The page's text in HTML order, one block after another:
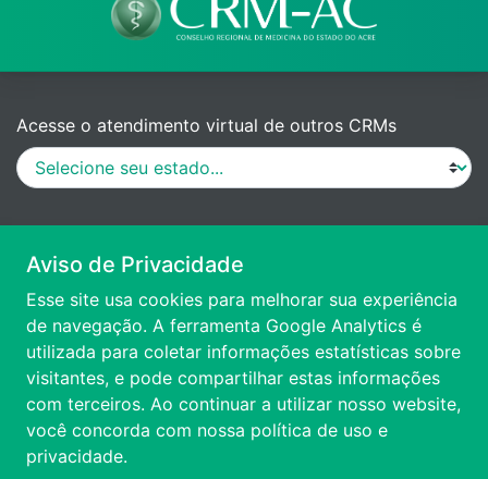
Aviso de Privacidade
Esse site usa cookies para melhorar sua experiência
de navegação. A ferramenta Google Analytics é
utilizada para coletar informações estatísticas sobre
visitantes, e pode compartilhar estas informações
com terceiros. Ao continuar a utilizar nosso website,
você concorda com nossa política de uso e
privacidade.
Acesse o atendimento virtual de outros CRMs
VÍDEO DE APRESENTAÇÃO
ACESSIBILIDADE
FALE CONOSCO